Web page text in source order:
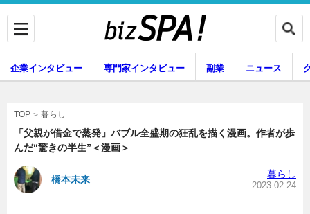
専門家インタビュー
企業インタビュー 専門家インタビュー 副業 ニュース
TOP 暮らし
「父親が借金で蒸発」バブル全盛期の狂乱を描く漫画。作者が歩
んだ“驚きの半生”＜漫画＞
橋本未来 暮らし
2023.02.24